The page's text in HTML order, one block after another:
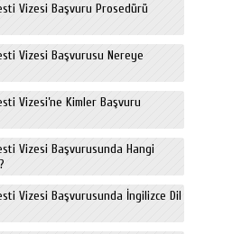
Vizesi Başvuru Prosedürü
Vizesi Başvurusu Nereye
Vizesi’ne Kimler Başvuru
Vizesi Başvurusunda Hangi
Vizesi Başvurusunda İngilizce Dil